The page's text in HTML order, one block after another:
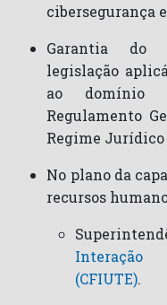
cibersegurança
Garantia do
legislação
ao domínio
Regulamento
Regime Jurídico
No plano da
recursos
Interação
(CFIUTE).